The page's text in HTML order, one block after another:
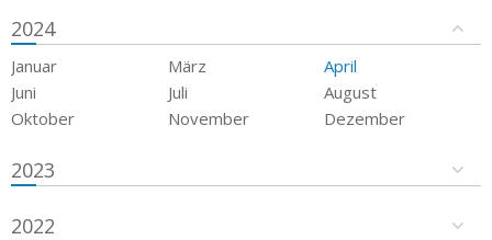
2024
Januar März
April
Juni
Juli
August
Oktober
November Dezember
2023
2022